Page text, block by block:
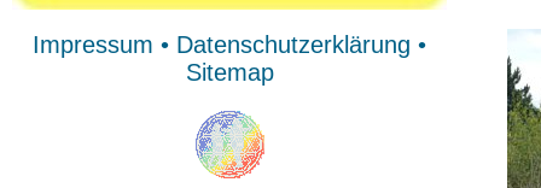
Impressum • Datenschutzerklärung •
Sitemap